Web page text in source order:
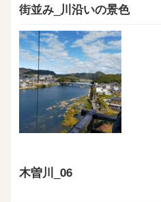
街並み_川沿いの景色
木曽川_06